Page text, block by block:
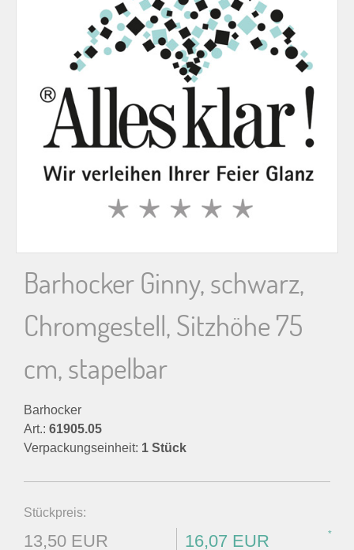
a
h
Barhocker Ginny, schwarz,
Chromgestell, Sitzhöhe 75
cm, stapelbar
Barhocker
Art.: 61905.05
Verpackungseinheit: 1 Stück
Stückpreis:
13,50 EUR 16,07 EUR *